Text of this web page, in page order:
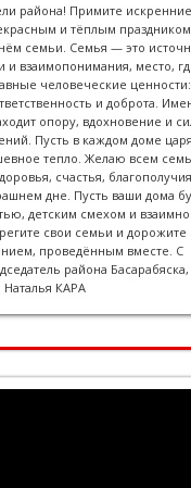
района! Примите искренние
и тёплым
семьи. Семья — это
взаимопонимания, место,
человеческие ценности:
и доброта.
опору, вдохновение и
Пусть в каждом доме
тепло. Желаю всем
счастья,
дне. Пусть ваши дома
детским смехом и
свои семьи и дорожите
проведённым вместе. С
района Басарабяска,
Наталья КАРА